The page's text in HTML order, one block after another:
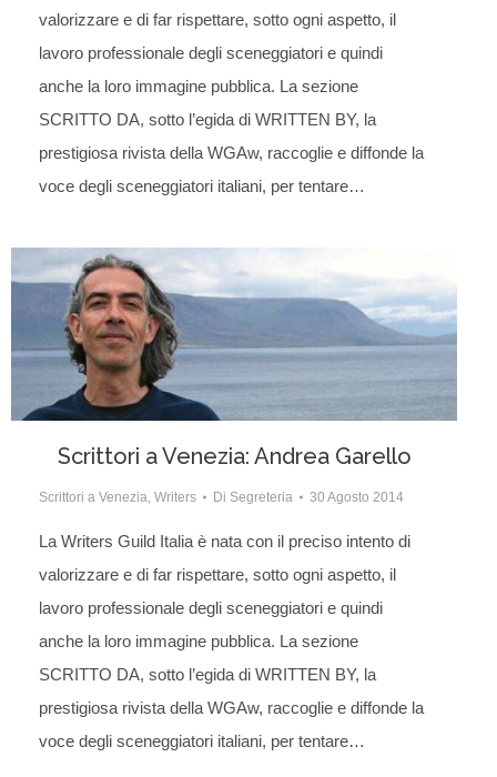
valorizzare e di far rispettare, sotto ogni aspetto, il
lavoro professionale degli sceneggiatori e quindi
anche la loro immagine pubblica. La sezione
SCRITTO DA, sotto l’egida di WRITTEN BY, la
prestigiosa rivista della WGAw, raccoglie e diffonde la
voce degli sceneggiatori italiani, per tentare…
Scrittori a Venezia: Andrea Garello
Scrittori a Venezia, Writers Di Segreteria 30 Agosto 2014
La Writers Guild Italia è nata con il preciso intento di
valorizzare e di far rispettare, sotto ogni aspetto, il
lavoro professionale degli sceneggiatori e quindi
anche la loro immagine pubblica. La sezione
SCRITTO DA, sotto l’egida di WRITTEN BY, la
prestigiosa rivista della WGAw, raccoglie e diffonde la
voce degli sceneggiatori italiani, per tentare…